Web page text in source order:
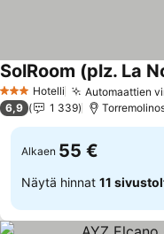
3 Tähtiluokitus
Hotelli Automaattien
SolRoom (plz. La
6,9 1 339
Alkaen 55 €
Näytä hinnat 11